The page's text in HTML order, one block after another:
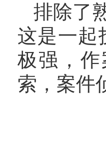
排除了
这是一起
极强，
索，案件